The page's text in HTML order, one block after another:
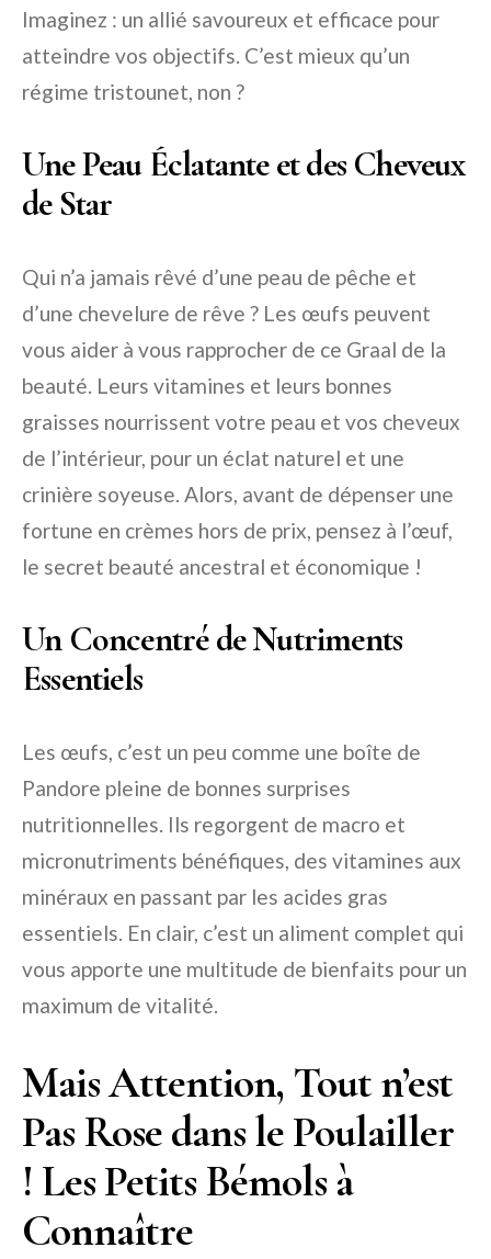
Imaginez : un allié savoureux et efficace pour
atteindre vos objectifs. C’est mieux qu’un
régime tristounet, non ?
Une Peau Éclatante et des Cheveux
de Star
Qui n’a jamais rêvé d’une peau de pêche et
d’une chevelure de rêve ? Les œufs peuvent
vous aider à vous rapprocher de ce Graal de la
beauté. Leurs vitamines et leurs bonnes
graisses nourrissent votre peau et vos cheveux
de l’intérieur, pour un éclat naturel et une
crinière soyeuse. Alors, avant de dépenser une
fortune en crèmes hors de prix, pensez à l’œuf,
le secret beauté ancestral et économique !
Un Concentré de Nutriments
Essentiels
Les œufs, c’est un peu comme une boîte de
Pandore pleine de bonnes surprises
nutritionnelles. Ils regorgent de macro et
micronutriments bénéfiques, des vitamines aux
minéraux en passant par les acides gras
essentiels. En clair, c’est un aliment complet qui
vous apporte une multitude de bienfaits pour un
maximum de vitalité.
Mais Attention, Tout n’est
Pas Rose dans le Poulailler
! Les Petits Bémols à
Connaître